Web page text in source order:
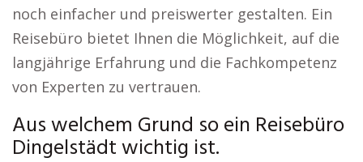
noch einfacher und preiswerter gestalten. Ein
Reisebüro bietet Ihnen die Möglichkeit, auf die
langjährige Erfahrung und die Fachkompetenz
von Experten zu vertrauen.
Aus welchem Grund so ein Reisebüro
Dingelstädt wichtig ist.